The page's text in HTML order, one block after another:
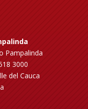
Pampalinda
3000
del Cauca